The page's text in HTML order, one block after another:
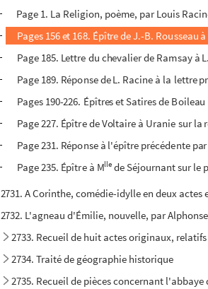
Page 1. La Religion, poème, par Louis
Pages 156 et 168. Épître de J.-B. Rousseau
Page 185. Lettre du chevalier de Ramsay à
Page 189. Réponse de L. Racine à la lettre
Pages 190-226. Épîtres et Satires de Boileau
Page 227. Épître de Voltaire à Uranie sur la
Page 231. Réponse à l'épître précédente
Page 235. Épître à Mlle de Séjournant sur le
2731. A Corinthe, comédie-idylle en deux
2732. L'agneau d'Émilie, nouvelle, par
2733. Recueil de huit actes originaux,
2734. Traité de géographie historique
2735. Recueil de pièces concernant